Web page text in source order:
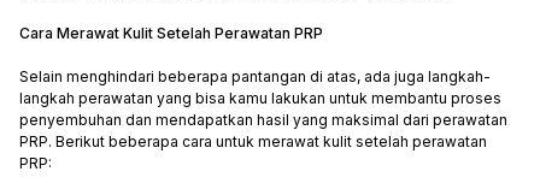
Cara Merawat Kulit Setelah Perawatan PRP
Selain menghindari beberapa pantangan di atas, ada juga langkah-
langkah perawatan yang bisa kamu lakukan untuk membantu proses
penyembuhan dan mendapatkan hasil yang maksimal dari perawatan
PRP. Berikut beberapa cara untuk merawat kulit setelah perawatan
PRP: